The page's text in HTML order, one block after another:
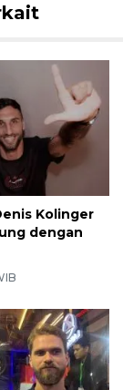
Kolinger
dengan